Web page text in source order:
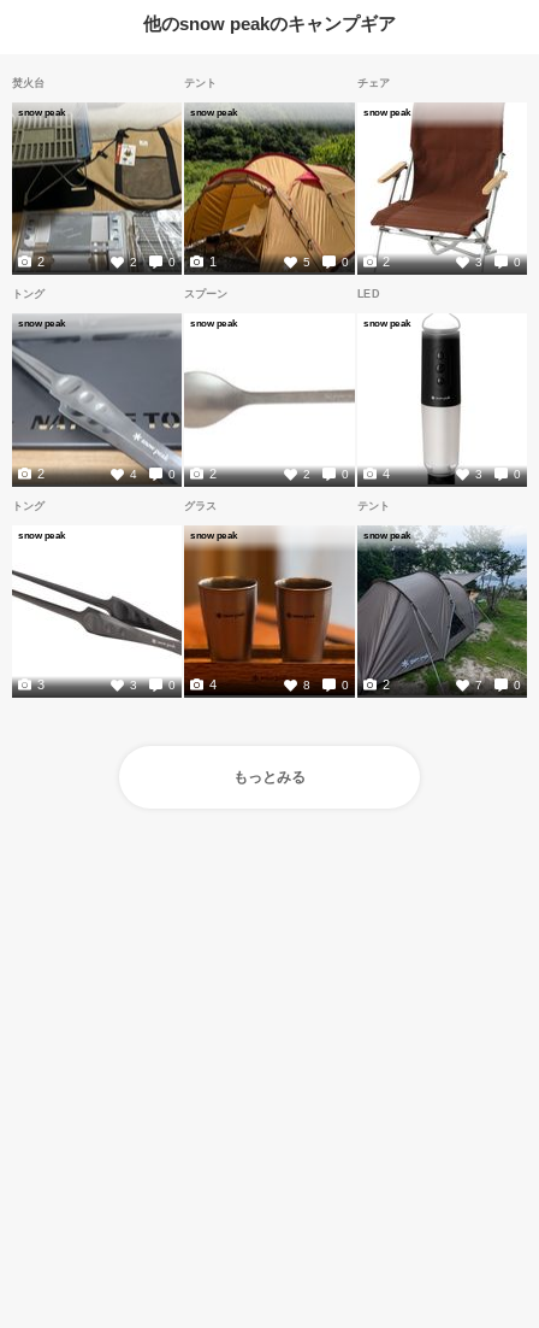
他のsnow peakのキャンプギア
焚火台
snow peak
2 0
2
テント
snow peak
5 0
1
チェア
snow peak
3 0
2
トング
snow peak
4 0
2
スプーン
snow peak
2 0
2
LED
snow peak
3 0
4
トング
snow peak
3 0
3
グラス
snow peak
8 0
4
テント
snow peak
7 0
2
もっとみる